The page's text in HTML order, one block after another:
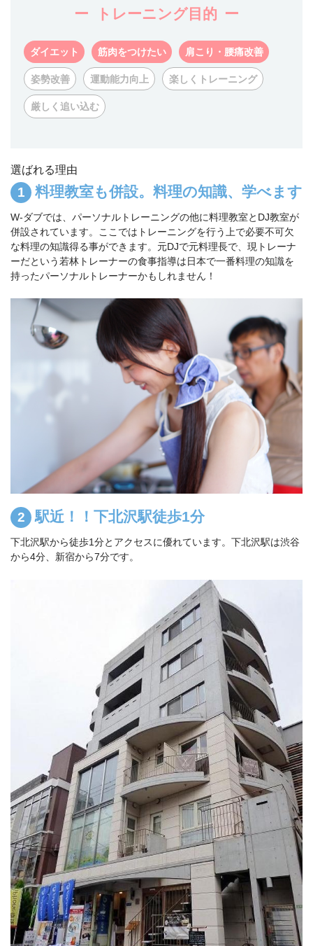
トレーニング目的
ダイエット 筋肉をつけたい 肩こり・腰痛改善
姿勢改善 運動能力向上 楽しくトレーニング
厳しく追い込む
選ばれる理由
料理教室も併設。料理の知識、学べます
W-ダブでは、パーソナルトレーニングの他に料理教室とDJ教室が
併設されています。ここではトレーニングを行う上で必要不可欠
な料理の知識得る事ができます。元DJで元料理長で、現トレーナ
ーだという若林トレーナーの食事指導は日本で一番料理の知識を
持ったパーソナルトレーナーかもしれません！
駅近！！下北沢駅徒歩1分
下北沢駅から徒歩1分とアクセスに優れています。下北沢駅は渋谷
から4分、新宿から7分です。